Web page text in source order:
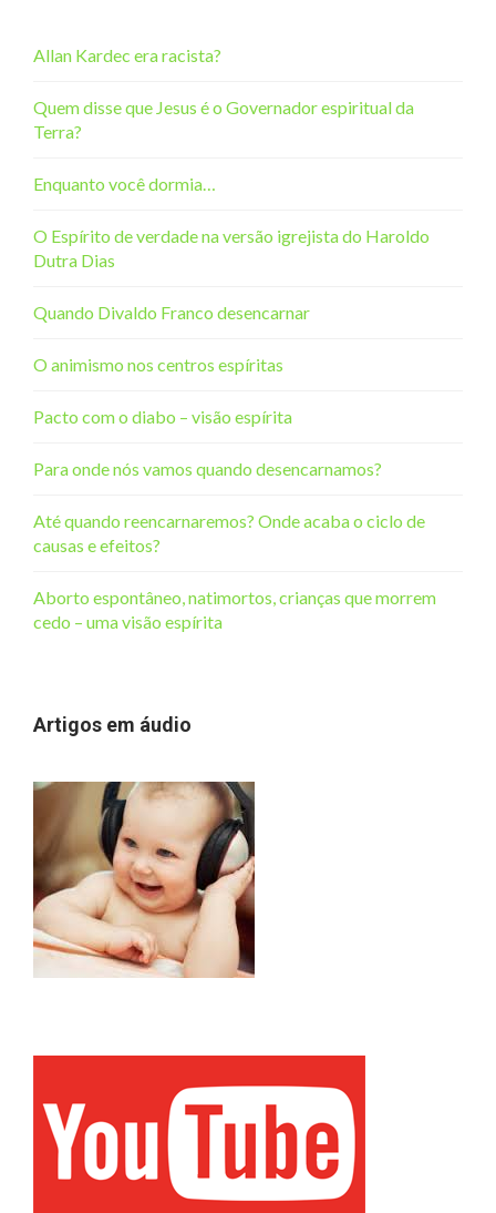
Allan Kardec era racista?
Quem disse que Jesus é o Governador espiritual da
Terra?
Enquanto você dormia…
O Espírito de verdade na versão igrejista do Haroldo
Dutra Dias
Quando Divaldo Franco desencarnar
O animismo nos centros espíritas
Pacto com o diabo – visão espírita
Para onde nós vamos quando desencarnamos?
Até quando reencarnaremos? Onde acaba o ciclo de
causas e efeitos?
Aborto espontâneo, natimortos, crianças que morrem
cedo – uma visão espírita
Artigos em áudio